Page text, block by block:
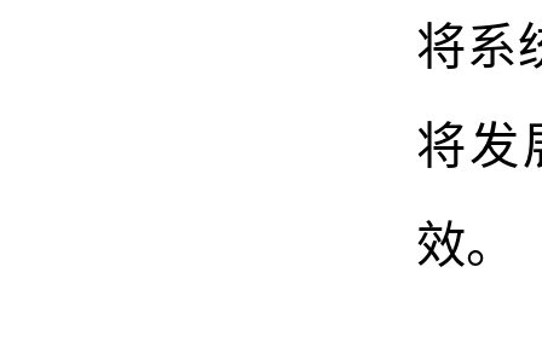
将系
将发
效。